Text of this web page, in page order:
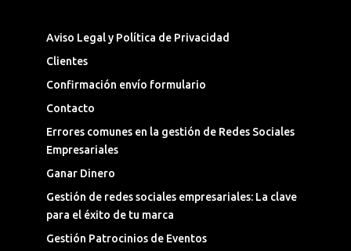
Aviso Legal y Política de Privacidad
Clientes
Confirmación envío formulario
Contacto
Errores comunes en la gestión de Redes Sociales
Empresariales
Ganar Dinero
Gestión de redes sociales empresariales: La clave
para el éxito de tu marca
Gestión Patrocinios de Eventos